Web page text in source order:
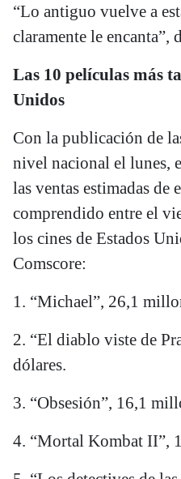
“Lo antiguo vuelve a
claramente le encanta”,
Las 10 películas más
Unidos
Con la publicación de
nivel nacional el lunes,
las ventas estimadas de
comprendido entre el
los cines de Estados
Comscore:
1. “Michael”, 26,1
2. “El diablo viste de
dólares.
3. “Obsesión”, 16,1
4. “Mortal Kombat II”,